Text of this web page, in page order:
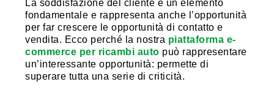
La soddisfazione del cliente è un elemento
fondamentale e rappresenta anche l’opportunità
per far crescere le opportunità di contatto e
vendita. Ecco perché la nostra piattaforma e-
commerce per ricambi auto può rappresentare
un’interessante opportunità: permette di
superare tutta una serie di criticità.